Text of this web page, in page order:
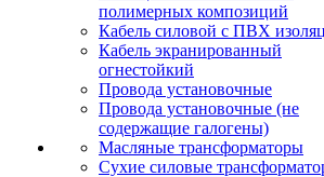
полимерных композиций
Кабель силовой с ПВХ
Кабель экранированный
огнестойкий
Провода установочные
Провода установочные (не
содержащие галогены)
Масляные трансформаторы
Сухие силовые